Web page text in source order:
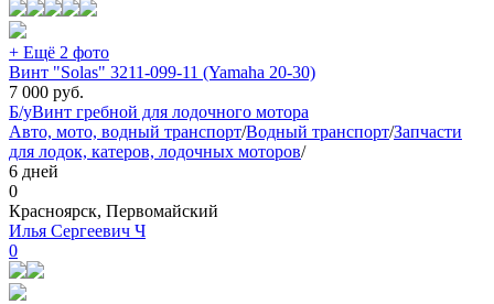
+ Ещё 2 фото
Винт "Solas" 3211-099-11 (Yamaha 20-30)
7 000 руб.
Б/уВинт гребной для лодочного мотора
Авто, мото, водный транспорт/Водный транспорт/Запчасти
для лодок, катеров, лодочных моторов/
6 дней
0
Красноярск, Первомайский
Илья Сергеевич Ч
0